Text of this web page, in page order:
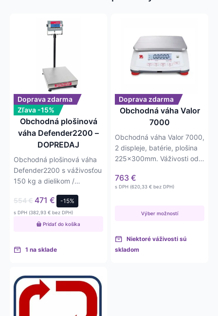
Doprava zdarma
Zľava -15%
Obchodná plošinová
váha Defender2200 –
DOPREDAJ
Obchodná plošinová váha
Defender2200 s váživosťou
150 kg a dielikom /
554€ 471 € -15%
s DPH (382,93 € bez DPH)
Pridať do košíka
1 na sklade
Doprava zdarma
Obchodná váha Valor
7000
Obchodná váha Valor 7000,
2 displeje, batérie, plošina
225x300mm. Váživosti od
presnosťou…
763 €
s DPH (620,33 € bez DPH)
Výber možností
viacero
variantov.
Možnosti
môžete
vybrať
produktu.
Niektoré váživosti sú
skladom